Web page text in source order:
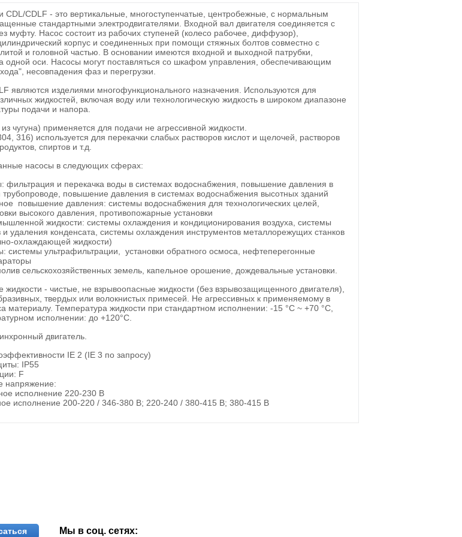
CDL/CDLF - это вертикальные, многоступенчатые, центробежные, с нормальным
стандартными электродвигателями. Входной вал двигателя соединяется с
муфту. Насос состоит из рабочих ступеней (колесо рабочее, диффузор),
корпус и соединенных при помощи стяжных болтов совместно с
и головной частью. В основании имеются входной и выходной патрубки,
одной оси. Насосы могут поставляться со шкафом управления, обеспечивающим
несовпадения фаз и перегрузки.
являются изделиями многофункционального назначения. Используются для
жидкостей, включая воду или технологическую жидкость в широком диапазоне
подачи и напора.
чугуна) применяется для подачи не агрессивной жидкости.
316) используется для перекачки слабых растворов кислот и щелочей, растворов
спиртов и т.д.
насосы в следующих сферах:
фильтрация и перекачка воды в системах водоснабжения, повышение давления в
трубопроводе, повышение давления в системах водоснабжения высотных зданий
повышение давления: системы водоснабжения для технологических целей,
высокого давления, противопожарные установки
жидкости: системы охлаждения и кондиционирования воздуха, системы
и удаления конденсата, системы охлаждения инструментов металлорежущих станков
охлаждающей жидкости)
системы ультрафильтрации, установки обратного осмоса, нефтеперегонные
сельскохозяйственных земель, капельное орошение, дождевальные установки.
- чистые, не взрывоопасные жидкости (без взрывозащищенного двигателя),
твердых или волокнистых примесей. Не агрессивных к применяемому в
материалу. Температура жидкости при стандартном исполнении: -15 °С ~ +70 °С,
исполнении: до +120°С.
двигатель.
IE 2 (IE 3 по запросу)
IP55
F
напряжение:
исполнение 220-230 В
исполнение 200-220 / 346-380 В; 220-240 / 380-415 В; 380-415 В
Мы в соц. сетях: